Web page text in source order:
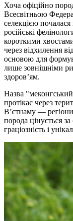
Хоча офіційно
Всесвітньою
селекцією
російські
короткими
через відхилення
основою для
лише зовнішніми
здоров’ям.
Назва
протікає через
В’єтнаму —
порода цінується
граціозність і